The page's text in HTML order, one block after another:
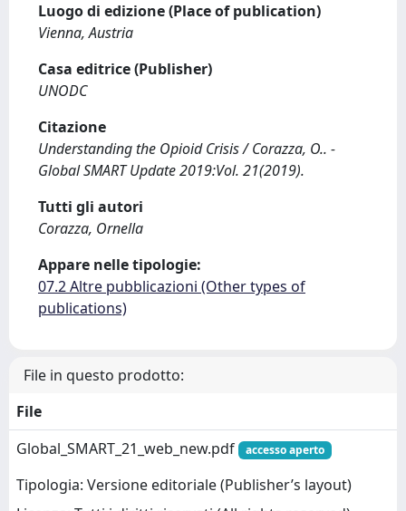
Luogo di edizione (Place of publication)
Vienna, Austria
Casa editrice (Publisher)
UNODC
Citazione
Understanding the Opioid Crisis / Corazza, O.. -
Global SMART Update 2019:Vol. 21(2019).
Tutti gli autori
Corazza, Ornella
Appare nelle tipologie:
07.2 Altre pubblicazioni (Other types of
publications)
File in questo prodotto:
File
Global_SMART_21_web_new.pdf
accesso aperto
Tipologia: Versione editoriale (Publisher’s layout)